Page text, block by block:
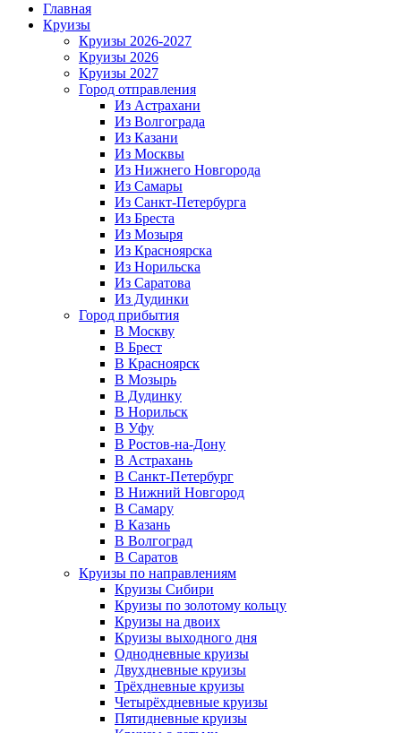
Главная
Круизы
Круизы 2026-2027
Круизы 2026
Круизы 2027
Город отправления
Из Астрахани
Из Волгограда
Из Казани
Из Москвы
Из Нижнего Новгорода
Из Самары
Из Санкт-Петербурга
Из Бреста
Из Мозыря
Из Красноярска
Из Норильска
Из Саратова
Из Дудинки
Город прибытия
В Москву
В Брест
В Красноярск
В Мозырь
В Дудинку
В Норильск
В Уфу
В Ростов-на-Дону
В Астрахань
В Санкт-Петербург
В Нижний Новгород
В Самару
В Казань
В Волгоград
В Саратов
Круизы по направлениям
Круизы Сибири
Круизы по золотому кольцу
Круизы на двоих
Круизы выходного дня
Однодневные круизы
Двухдневные круизы
Трёхдневные круизы
Четырёхдневные круизы
Пятидневные круизы